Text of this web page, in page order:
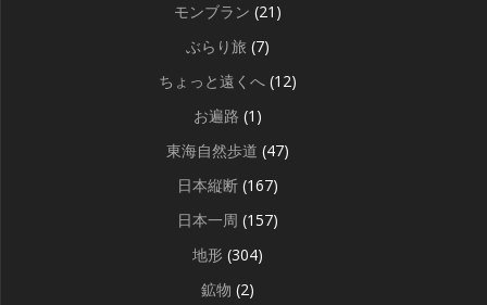
モンブラン (21)
ぶらり旅 (7)
ちょっと遠くへ (12)
お遍路 (1)
東海自然歩道 (47)
日本縦断 (167)
日本一周 (157)
地形 (304)
鉱物 (2)